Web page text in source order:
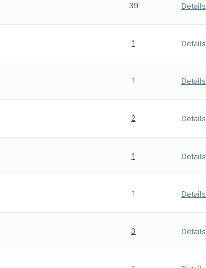
39 Details
1 Details
1 Details
2 Details
1 Details
1 Details
3 Details